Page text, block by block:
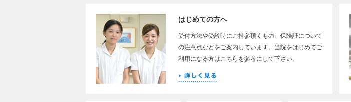
はじめての方へ
受付方法や受診時にご持参頂くもの、保険証について
の注意点などをご案内しています。当院をはじめてご
利用になる方はこちらを参考にして下さい。